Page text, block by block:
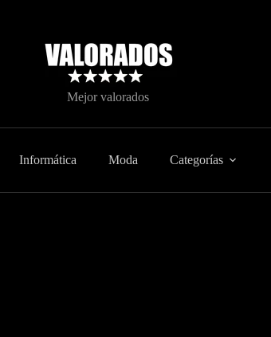
Mejor valorados
Informática Moda Categorías